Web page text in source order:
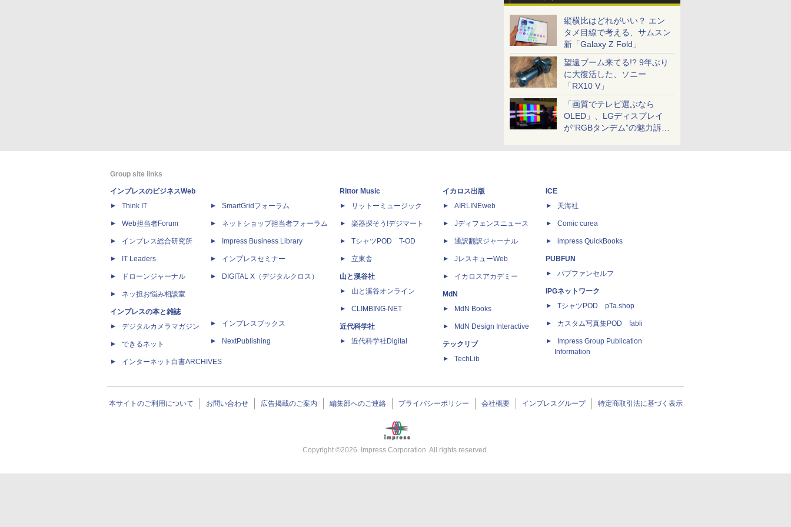
縦横比はどれがいい？ エン
タメ目線で考える、サムスン
新「Galaxy Z Fold」
望遠ブーム来てる!? 9年ぶり
に大復活した、ソニー
「RX10 V」
「画質でテレビ選ぶなら
OLED」、LGディスプレイ
が“RGBタンデム”の魅力訴
Group site links
インプレスのビジネスWeb
Think IT
Web担当者Forum
インプレス総合研究所
IT Leaders
ドローンジャーナル
ネッ担お悩み相談室
インプレスの本と雑誌
デジタルカメラマガジン
できるネット
インターネット白書ARCHIVES
SmartGridフォーラム
ネットショップ担当者フォーラム
Impress Business Library
インプレスセミナー
DIGITAL X（デジタルクロス）
インプレスブックス
NextPublishing
Rittor Music
リットーミュージック
楽器探そう!デジマート
TシャツPOD T-OD
立東舎
山と溪谷社
山と溪谷オンライン
CLIMBING-NET
近代科学社
近代科学社Digital
イカロス出版
AIRLINEweb
Jディフェンスニュース
通訳翻訳ジャーナル
JレスキューWeb
イカロスアカデミー
MdN
MdN Books
MdN Design Interactive
テックリブ
TechLib
ICE
天海社
Comic curea
impress QuickBooks
PUBFUN
パブファンセルフ
IPGネットワーク
TシャツPOD pTa.shop
カスタム写真集POD fabli
Impress Group Publication
Information
本サイトのご利用について お問い合わせ 広告掲載のご案内 編集部へのご連絡 プライバシーポリシー 会社概要 インプレスグループ 特定商取引法に基づく表示
Copyright ©2026 Impress Corporation. All rights reserved.